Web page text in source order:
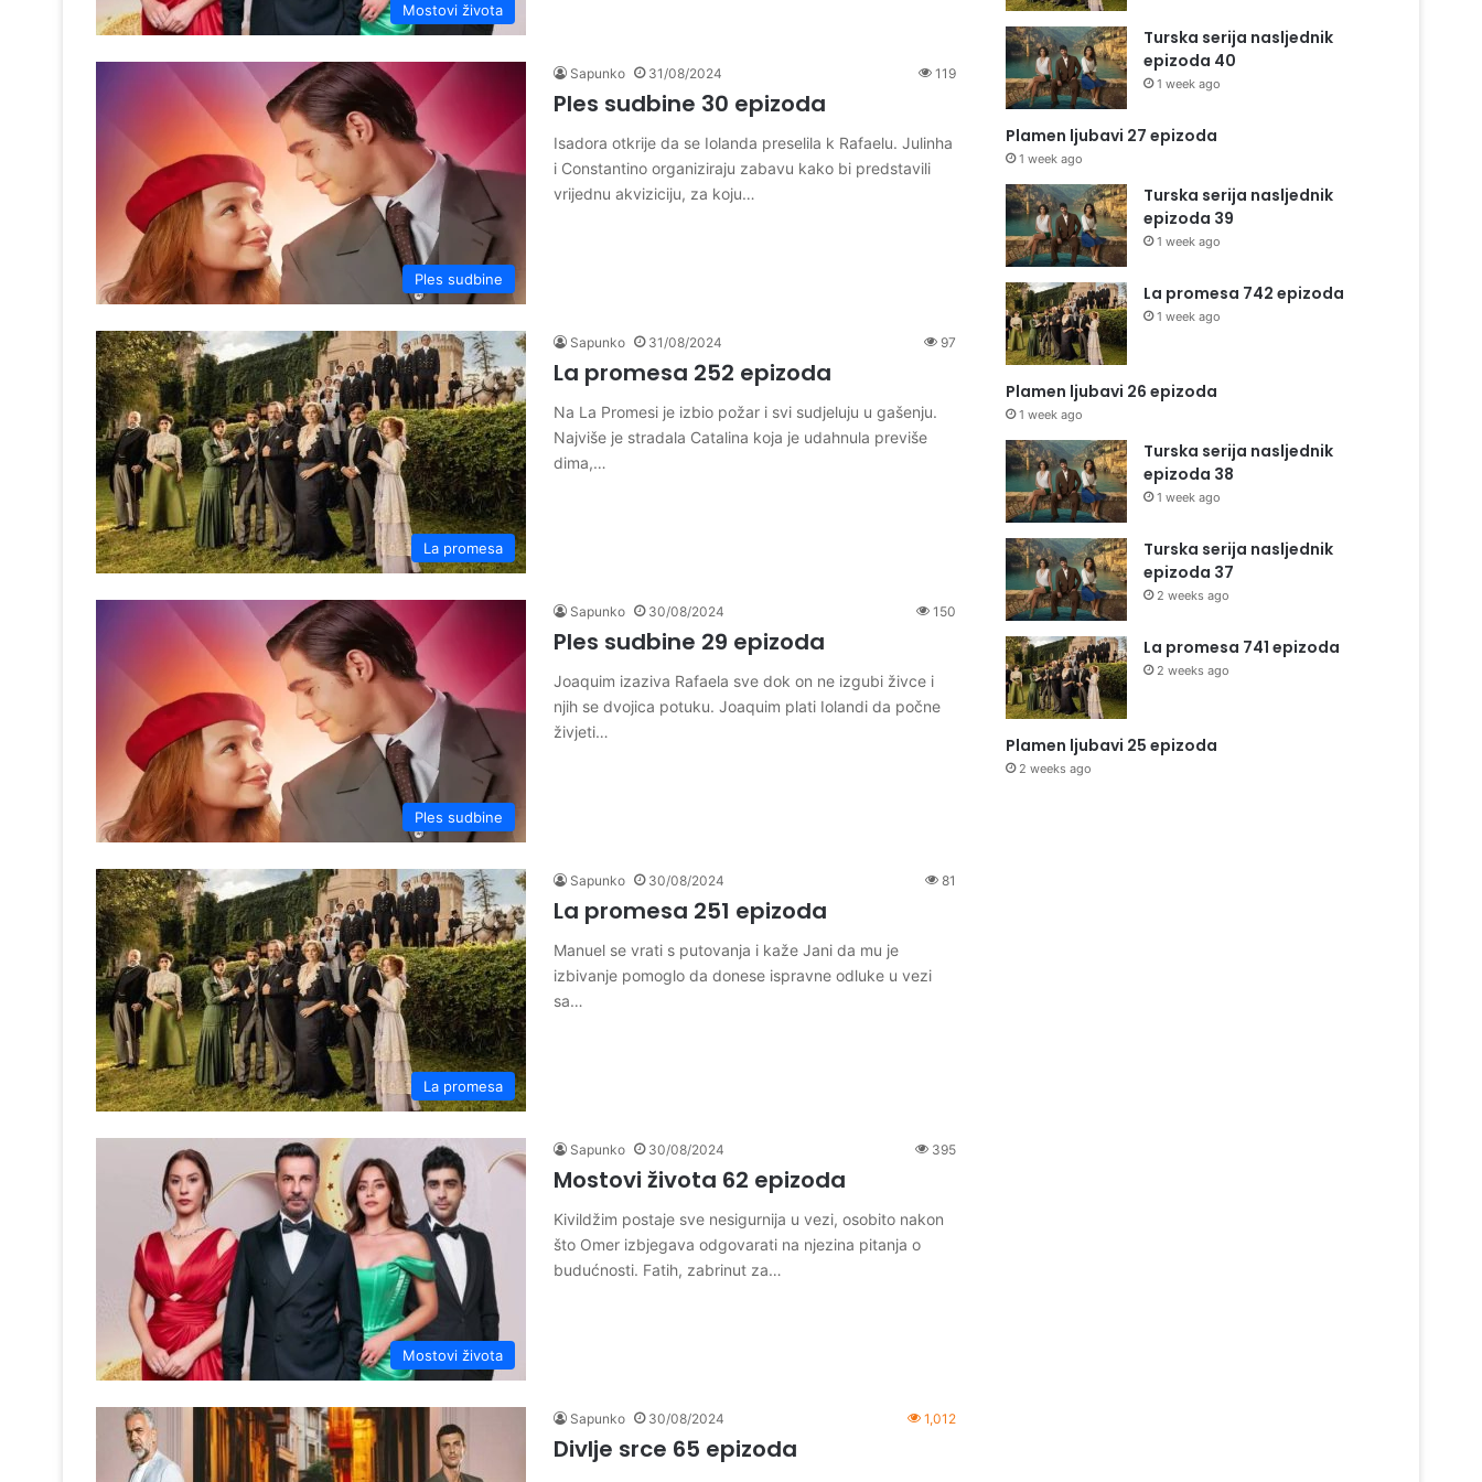
Mostovi života
Ples sudbine
Sapunko 31/08/2024 119
Ples sudbine 30 epizoda
Isadora otkrije da se Iolanda preselila k Rafaelu. Julinha
i Constantino organiziraju zabavu kako bi predstavili
vrijednu akviziciju, za koju…
La promesa
Sapunko 31/08/2024 97
La promesa 252 epizoda
Na La Promesi je izbio požar i svi sudjeluju u gašenju.
Najviše je stradala Catalina koja je udahnula previše
dima,…
Ples sudbine
Sapunko 30/08/2024 150
Ples sudbine 29 epizoda
Joaquim izaziva Rafaela sve dok on ne izgubi živce i
njih se dvojica potuku. Joaquim plati Iolandi da počne
živjeti…
La promesa
Sapunko 30/08/2024 81
La promesa 251 epizoda
Manuel se vrati s putovanja i kaže Jani da mu je
izbivanje pomoglo da donese ispravne odluke u vezi
sa…
Mostovi života
Sapunko 30/08/2024 395
Mostovi života 62 epizoda
Kivildžim postaje sve nesigurnija u vezi, osobito nakon
što Omer izbjegava odgovarati na njezina pitanja o
budućnosti. Fatih, zabrinut za…
Sapunko 30/08/2024 1,012
Divlje srce 65 epizoda
Turska serija nasljednik
epizoda 40
1 week ago
Plamen ljubavi 27 epizoda
1 week ago
Turska serija nasljednik
epizoda 39
1 week ago
La promesa 742 epizoda
1 week ago
Plamen ljubavi 26 epizoda
1 week ago
Turska serija nasljednik
epizoda 38
1 week ago
Turska serija nasljednik
epizoda 37
2 weeks ago
La promesa 741 epizoda
2 weeks ago
Plamen ljubavi 25 epizoda
2 weeks ago